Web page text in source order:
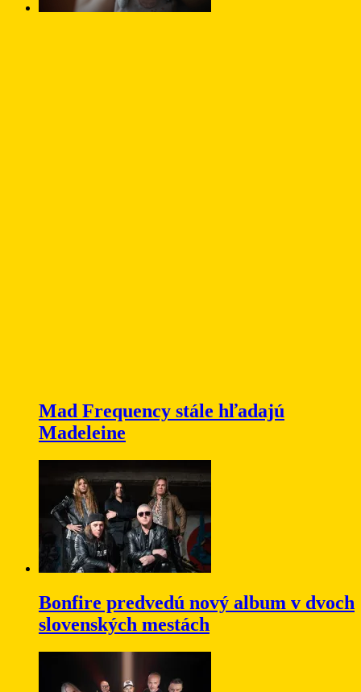
Mad Frequency stále hľadajú
Madeleine
Bonfire predvedú nový album v dvoch
slovenských mestách